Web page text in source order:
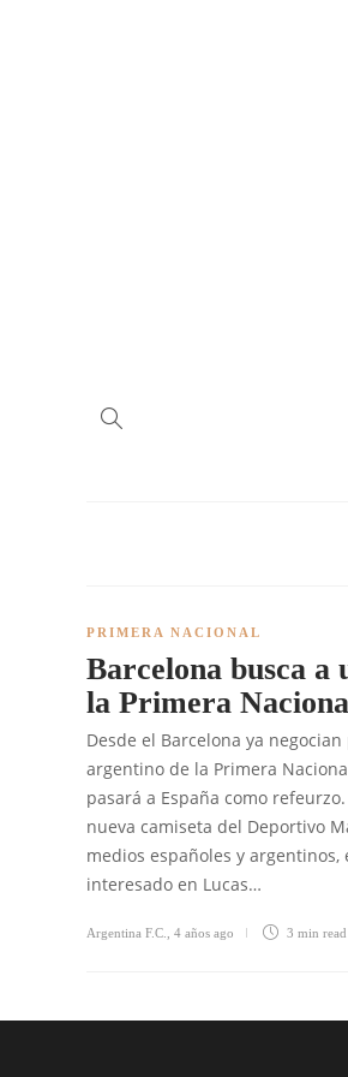
PRIMERA NACIONAL
Barcelona busca a
la Primera
Desde el Barcelona ya
argentino de la Primera
pasará a España como
nueva camiseta del Deportivo
medios españoles y argentinos,
interesado en Lucas…
Argentina F.C. 4 años ago 3 min read